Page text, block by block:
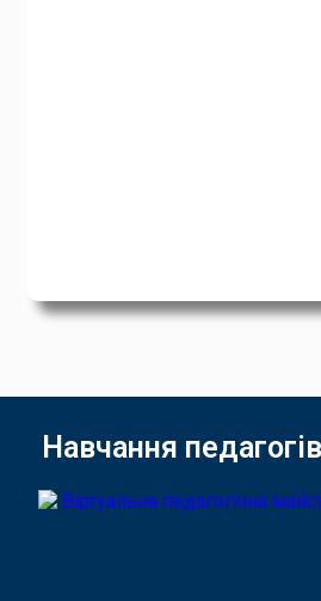
Навчання педагогів